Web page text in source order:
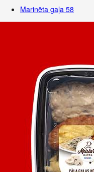
Marinēta gaļa 58